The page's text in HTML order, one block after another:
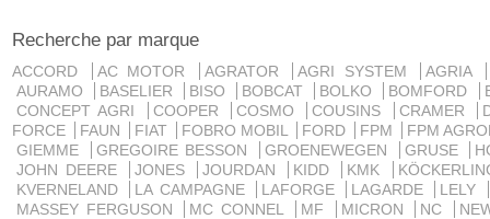
Recherche par marque
ACCORD AC MOTOR AGRATOR AGRI SYSTEM
AGRIA
AURAMO
BASELIER BISO BOBCAT BOLKO BOMFORD
CONCEPT AGRI
COOPER COSMO COUSINS CRAMER
FORCE
FAUN FIAT FOBRO MOBIL FORD FPM
FPM
GIEMME
GREGOIRE BESSON GROENEWEGEN GRUSE
JOHN DEERE
JONES JOURDAN KIDD KMK
KVERNELAND
LA CAMPAGNE LAFORGE LAGARDE
LELY
MASSEY FERGUSON
MC CONNEL MF MICRON NC